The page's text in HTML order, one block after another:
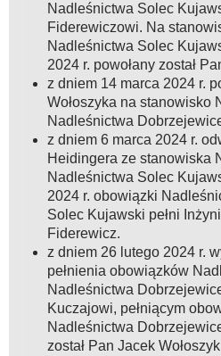
Nadleśnictwa Solec
Fiderewiczowi. Na
Nadleśnictwa Solec
2024 r. powołany został
z dniem 14 marca 2024 r.
Wołoszyka na stanowisko
Nadleśnictwa
z dniem 6 marca 2024 r.
Heidingera ze stanowiska
Nadleśnictwa Solec
2024 r. obowiązki
Solec Kujawski pełni
Fiderewicz.
z dniem 26 lutego 2024 r.
pełnienia obowiązków
Nadleśnictwa
Kuczajowi, pełniącym
Nadleśnictwa
został Pan Jacek